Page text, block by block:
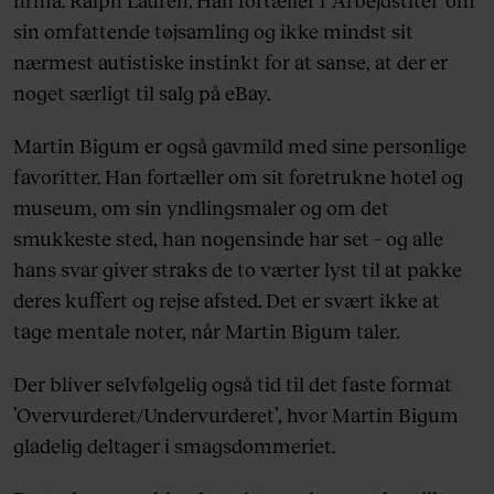
sin omfattende tøjsamling og ikke mindst sit
nærmest autistiske instinkt for at sanse, at der er
noget særligt til salg på eBay.
Martin Bigum er også gavmild med sine personlige
favoritter. Han fortæller om sit foretrukne hotel og
museum, om sin yndlingsmaler og om det
smukkeste sted, han nogensinde har set – og alle
hans svar giver straks de to værter lyst til at pakke
deres kuffert og rejse afsted. Det er svært ikke at
tage mentale noter, når Martin Bigum taler.
Der bliver selvfølgelig også tid til det faste format
’Overvurderet/Undervurderet’, hvor Martin Bigum
gladelig deltager i smagsdommeriet.